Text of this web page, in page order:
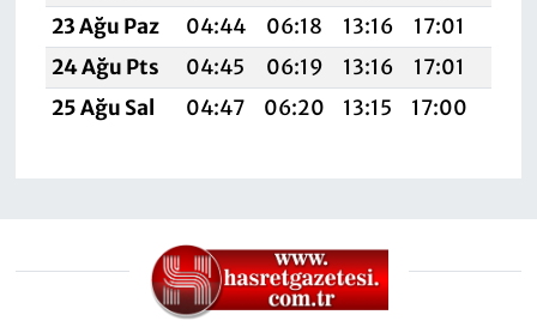
23 Ağu Paz
04:44 06:18 13:16 17:01
24 Ağu Pts
04:45 06:19 13:16 17:01
25 Ağu Sal
04:47 06:20 13:15 17:00